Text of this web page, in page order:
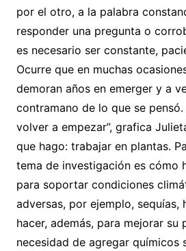
por el otro, a la palabra
responder una pregunta o
es necesario ser constante,
Ocurre que en muchas
demoran años en emerger y a
contramano de lo que se
volver a empezar”, grafica
que hago: trabajar en plantas.
tema de investigación es cómo
para soportar condiciones
adversas, por ejemplo, sequías,
hacer, además, para mejorar su
necesidad de agregar químicos